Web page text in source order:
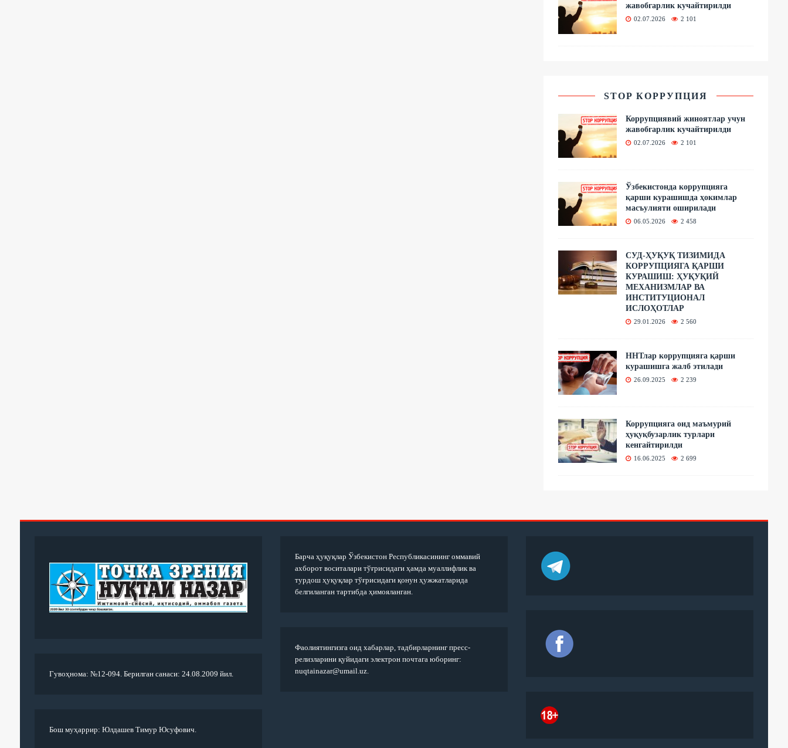
жавобгарлик кучайтирилди
02.07.2026 2 101
STOP КОРРУПЦИЯ
Коррупциявий жиноятлар учун
жавобгарлик кучайтирилди
02.07.2026 2 101
Ўзбекистонда коррупцияга
қарши курашишда ҳокимлар
масъулияти оширилади
06.05.2026 2 458
СУД-ҲУҚУҚ ТИЗИМИДА
КОРРУПЦИЯГА ҚАРШИ
КУРАШИШ: ҲУҚУҚИЙ
МЕХАНИЗМЛАР ВА
ИНСТИТУЦИОНАЛ
ИСЛОҲОТЛАР
29.01.2026 2 560
ННТлар коррупцияга қарши
курашишга жалб этилади
26.09.2025 2 239
Коррупцияга оид маъмурий
ҳуқуқбузарлик турлари
кенгайтирилди
16.06.2025 2 699
Гувоҳнома: №12-094. Берилган санаси: 24.08.2009 йил.
Бош муҳаррир: Юлдашев Тимур Юсуфович.
Барча ҳуқуқлар Ўзбекистон Республикасининг оммавий
ахборот воситалари тўғрисидаги ҳамда муаллифлик ва
турдош ҳуқуқлар тўғрисидаги қонун ҳужжатларида
белгиланган тартибда ҳимояланган.
Фаолиятингизга оид хабарлар, тадбирларнинг пресс-
релизларини қуйидаги электрон почтага юборинг:
nuqtainazar@umail.uz.